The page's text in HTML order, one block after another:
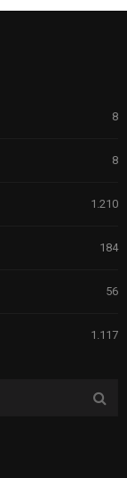
8
8
1.210
184
56
1.117